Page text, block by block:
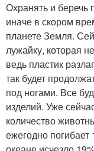
Охранять и беречь
иначе в скором
планете Земля.
лужайку, которая
ведь пластик
так будет
под ногами. Все
изделий. Уже
количество
ежегодно